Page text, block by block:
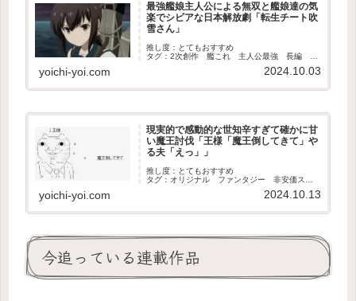
最強艦娘主人公による無双と艦娘達の気
楽でシビアな日本解放劇「転生チート吹
雪さん」
推し度：とてもおすすめ
タグ：2次創作 艦これ 主人公最強 長編 完
yoichi-yoi.com 2024.10.03
現実的で感動的な世知辛すぎて確かに甘
い魔王討伐「王様「魔王倒してきて」や
る夫「えっ」」
推し度：とてもおすすめ
タグ：オリジナル ファンタジー 非安価ス
yoichi-yoi.com 2024.10.13
今追っている連載作品